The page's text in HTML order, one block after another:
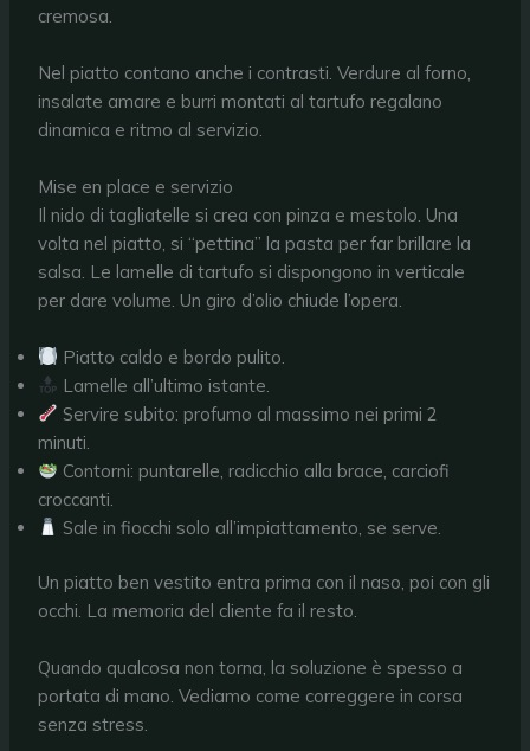
cremosa.
Nel piatto contano anche i contrasti. Verdure al forno,
insalate amare e burri montati al tartufo regalano
dinamica e ritmo al servizio.
Mise en place e servizio
Il nido di tagliatelle si crea con pinza e mestolo. Una
volta nel piatto, si “pettina” la pasta per far brillare la
salsa. Le lamelle di tartufo si dispongono in verticale
per dare volume. Un giro d’olio chiude l’opera.
Piatto caldo e bordo pulito.
Lamelle all’ultimo istante.
Servire subito: profumo al massimo nei primi 2
minuti.
Contorni: puntarelle, radicchio alla brace, carciofi
croccanti.
Sale in fiocchi solo all’impiattamento, se serve.
Un piatto ben vestito entra prima con il naso, poi con gli
occhi. La memoria del cliente fa il resto.
Quando qualcosa non torna, la soluzione è spesso a
portata di mano. Vediamo come correggere in corsa
senza stress.